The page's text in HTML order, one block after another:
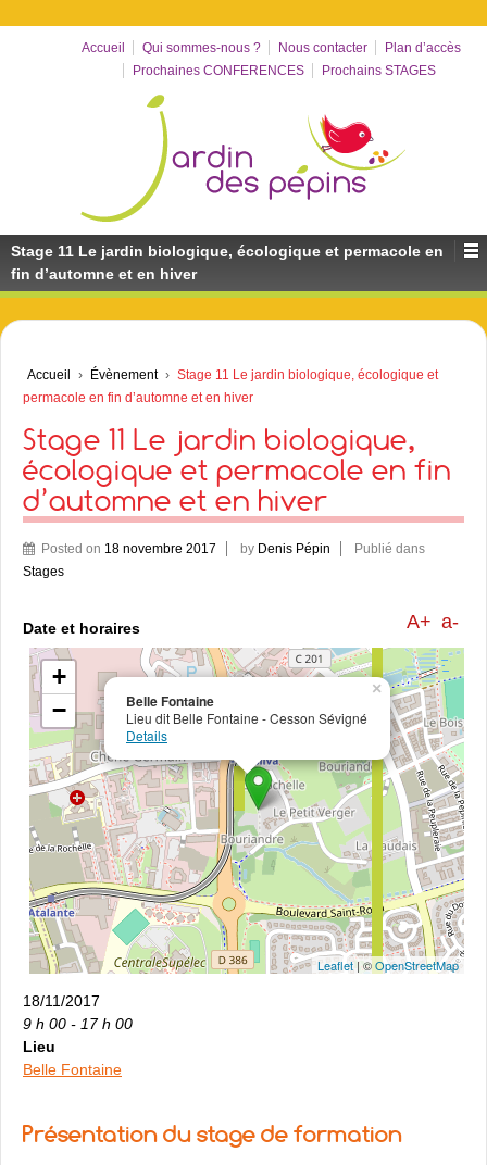
Accueil Qui sommes-nous ? Nous contacter
Plan d’accès
Prochaines CONFERENCES
Prochains STAGES
Stage 11 Le jardin biologique, écologique et permacole en
fin d’automne et en hiver
Accueil › Évènement › Stage 11 Le jardin biologique, écologique et
permacole en fin d’automne et en hiver
Stage 11 Le jardin biologique,
écologique et permacole en fin
d’automne et en hiver
Posted on 18 novembre 2017 by Denis Pépin
Publié dans
Stages
A+ a-
Belle Fontaine
Lieu dit Belle Fontaine - Cesson Sévigné
Details
×
+
−
Leaflet | ©OpenStreetMap
Date et horaires
18/11/2017
9 h 00 - 17 h 00
Lieu
Belle Fontaine
Présentation du stage de formation